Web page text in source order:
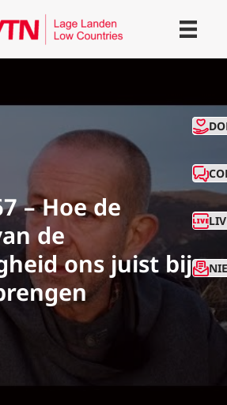
– Hoe de
de
ons juist bij